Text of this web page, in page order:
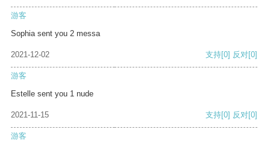
游客
Sophia sent you 2 messa
2021-12-02 支持[0] 反对[0]
游客
Estelle sent you 1 nude
2021-11-15 支持[0] 反对[0]
游客